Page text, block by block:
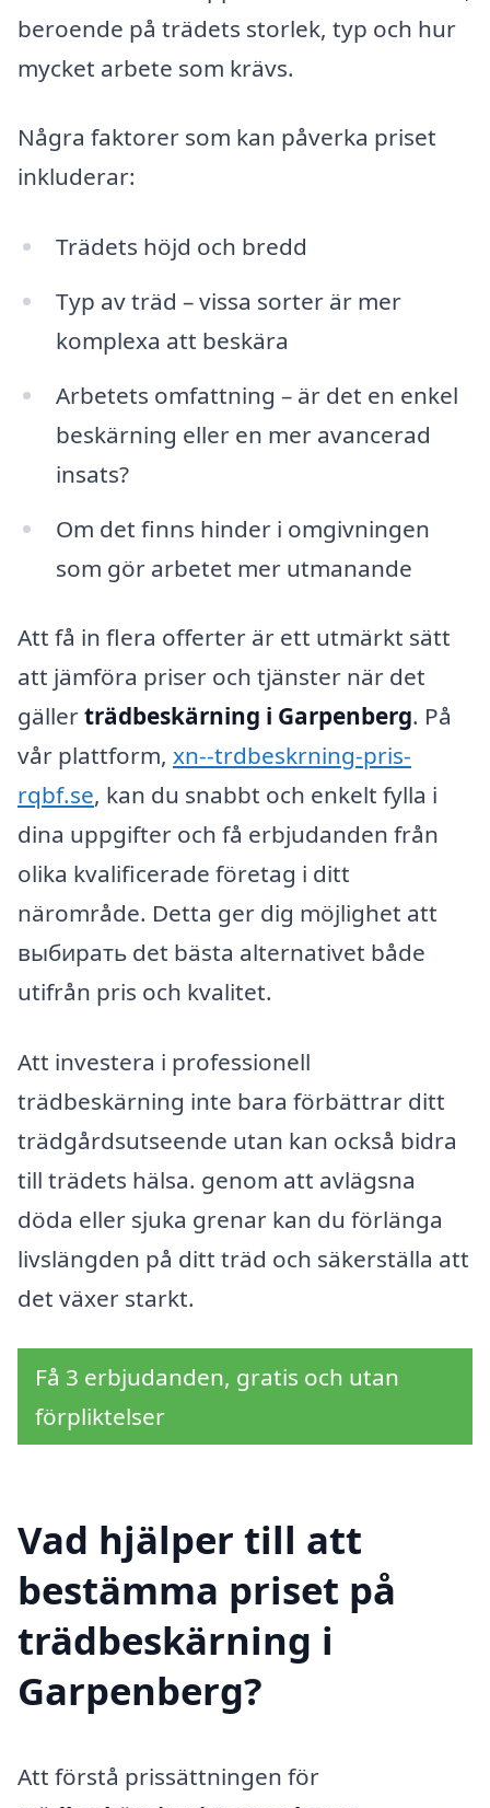
beroende på trädets storlek, typ och hur
mycket arbete som krävs.
Några faktorer som kan påverka priset
inkluderar:
Trädets höjd och bredd
Typ av träd – vissa sorter är mer
komplexa att beskära
Arbetets omfattning – är det en enkel
beskärning eller en mer avancerad
insats?
Om det finns hinder i omgivningen
som gör arbetet mer utmanande
Att få in flera offerter är ett utmärkt sätt
att jämföra priser och tjänster när det
gällerträdbeskärning i Garpenberg. På
vår plattform, xn--trdbeskrning-pris-
rqbf.se, kan du snabbt och enkelt fylla i
dina uppgifter och få erbjudanden från
olika kvalificerade företag i ditt
närområde. Detta ger dig möjlighet att
выбирать det bästa alternativet både
utifrån pris och kvalitet.
Att investera i professionell
trädbeskärning inte bara förbättrar ditt
trädgårdsutseende utan kan också bidra
till trädets hälsa. genom att avlägsna
döda eller sjuka grenar kan du förlänga
livslängden på ditt träd och säkerställa att
det växer starkt.
Få 3 erbjudanden, gratis och utan
förpliktelser
Vad hjälper till att
bestämma priset på
trädbeskärning i
Garpenberg?
Att förstå prissättningen för